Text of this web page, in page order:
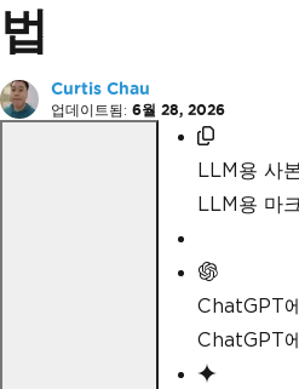
법
Curtis Chau
업데이트됨: 6월 28, 2026
LLM용 사
LLM용 마
ChatGPT
ChatGPT